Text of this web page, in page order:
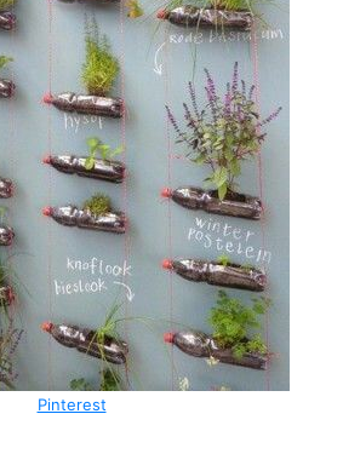
Pinterest